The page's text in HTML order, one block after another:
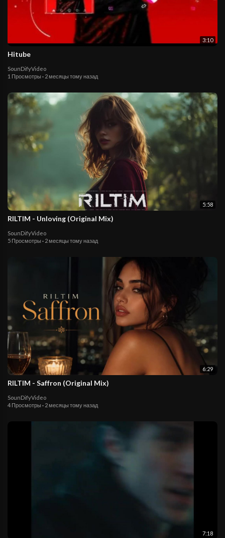
3:10
Hitube
SounDifyVideo
1 Просмотры · 2 месяцы тому назад
5:58
RILTIM - Unloving (Original Mix)
SounDifyVideo
5 Просмотры · 2 месяцы тому назад
6:29
RILTIM - Saffron (Original Mix)
SounDifyVideo
4 Просмотры · 2 месяцы тому назад
7:18